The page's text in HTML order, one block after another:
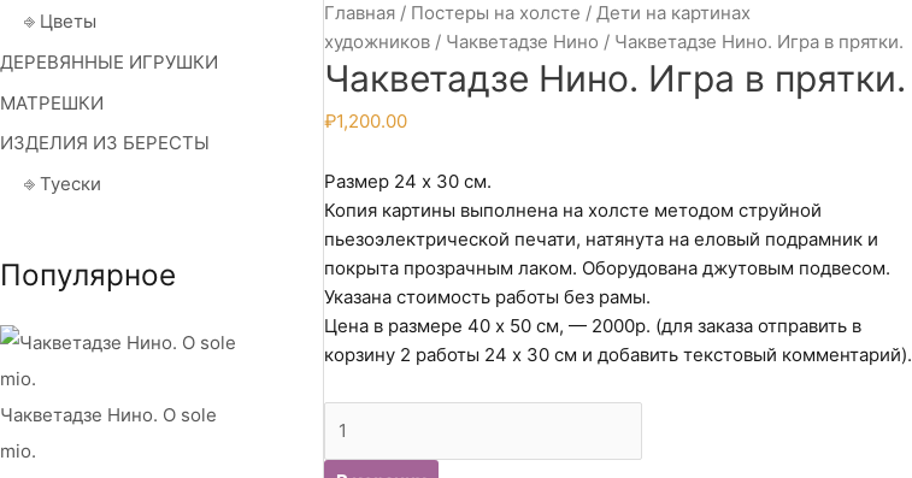
⎆ Цветы
ДЕРЕВЯННЫЕ ИГРУШКИ
МАТРЕШКИ
ИЗДЕЛИЯ ИЗ БЕРЕСТЫ
⎆ Туески
Популярное
Чакветадзе Нино. O sole
mio.
Главная/ Постеры на холсте / Дети на картинах
художников/ Чакветадзе Нино / Чакветадзе Нино. Игра в прятки.
Чакветадзе Нино. Игра в прятки.
₽1,200.00
Размер 24 х 30 см.
Копия картины выполнена на холсте методом струйной
пьезоэлектрической печати, натянута на еловый подрамник и
покрыта прозрачным лаком. Оборудована джутовым подвесом.
Указана стоимость работы без рамы.
Цена в размере 40 х 50 см, — 2000р. (для заказа отправить в
корзину 2 работы 24 х 30 см и добавить текстовый комментарий).
товара
Чакветадзе